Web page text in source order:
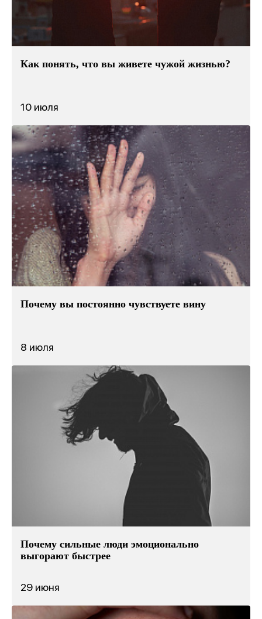
Как понять, что вы живете чужой жизнью?
10 июля
Почему вы постоянно чувствуете вину
8 июля
Почему сильные люди эмоционально
выгорают быстрее
29 июня